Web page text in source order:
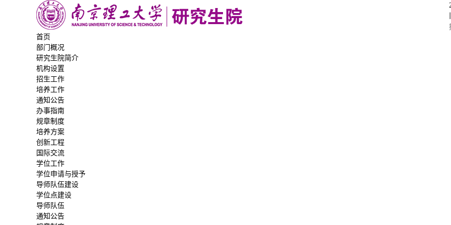
首页
部门概况
研究生院简介
机构设置
招生工作
培养工作
通知公告
办事指南
规章制度
培养方案
创新工程
国际交流
学位工作
学位申请与授予
导师队伍建设
学位点建设
导师队伍
通知公告